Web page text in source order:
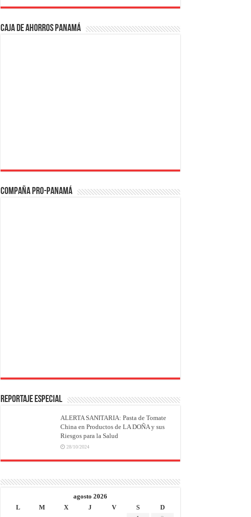
Caja de Ahorros Panamá
Compaña PRO-Panamá
REPORTAJE ESPECIAL
ALERTA SANITARIA: Pasta de Tomate
China en Productos de LA DOÑA y sus
Riesgos para la Salud
28/10/2024
agosto 2026
L
M X J V S
D